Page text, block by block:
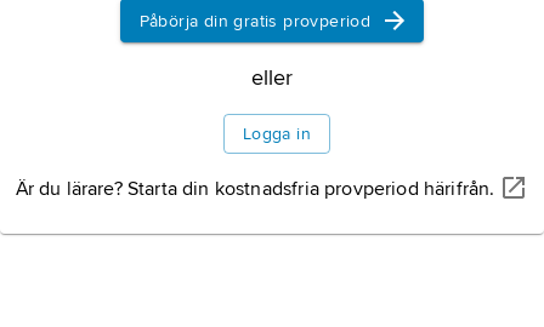
Information om artikeln
Påbörja din gratis provperiod
eller
Logga in
Är du lärare? Starta din kostnadsfria provperiod härifrån.